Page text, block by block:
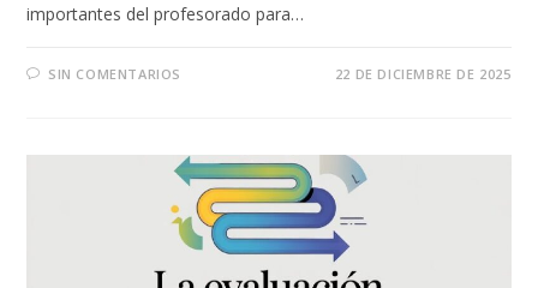
importantes del profesorado para…
SIN COMENTARIOS 22 DE DICIEMBRE DE 2025